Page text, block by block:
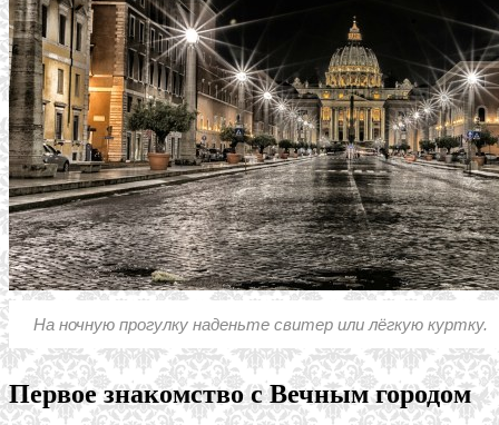
На ночную прогулку наденьте свитер или лёгкую куртку.
Первое знакомство с Вечным городом